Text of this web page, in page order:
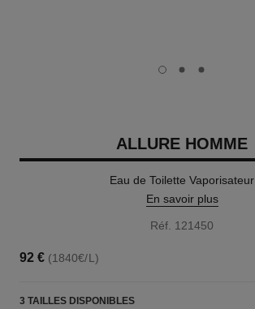
carousel dot
carousel dot
carousel dot
ALLURE HOMME
Eau de Toilette Vaporisateur
En savoir plus
Réf. 121450
92 € (1840€/L)
3 TAILLES DISPONIBLES